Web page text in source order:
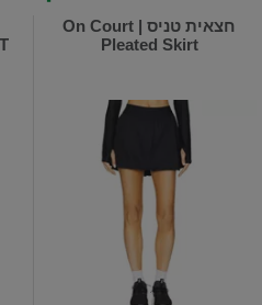
חצאית טניס | On Court
Pleated Skirt